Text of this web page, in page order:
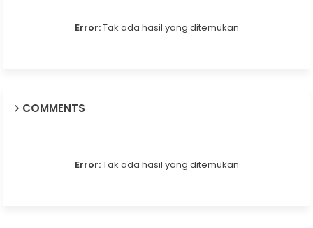
Error:Tak ada hasil yang ditemukan
COMMENTS
Error:Tak ada hasil yang ditemukan